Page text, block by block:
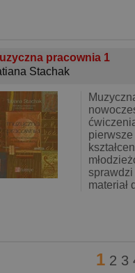
pracownia 1
Stachak
materiał
1 2 3